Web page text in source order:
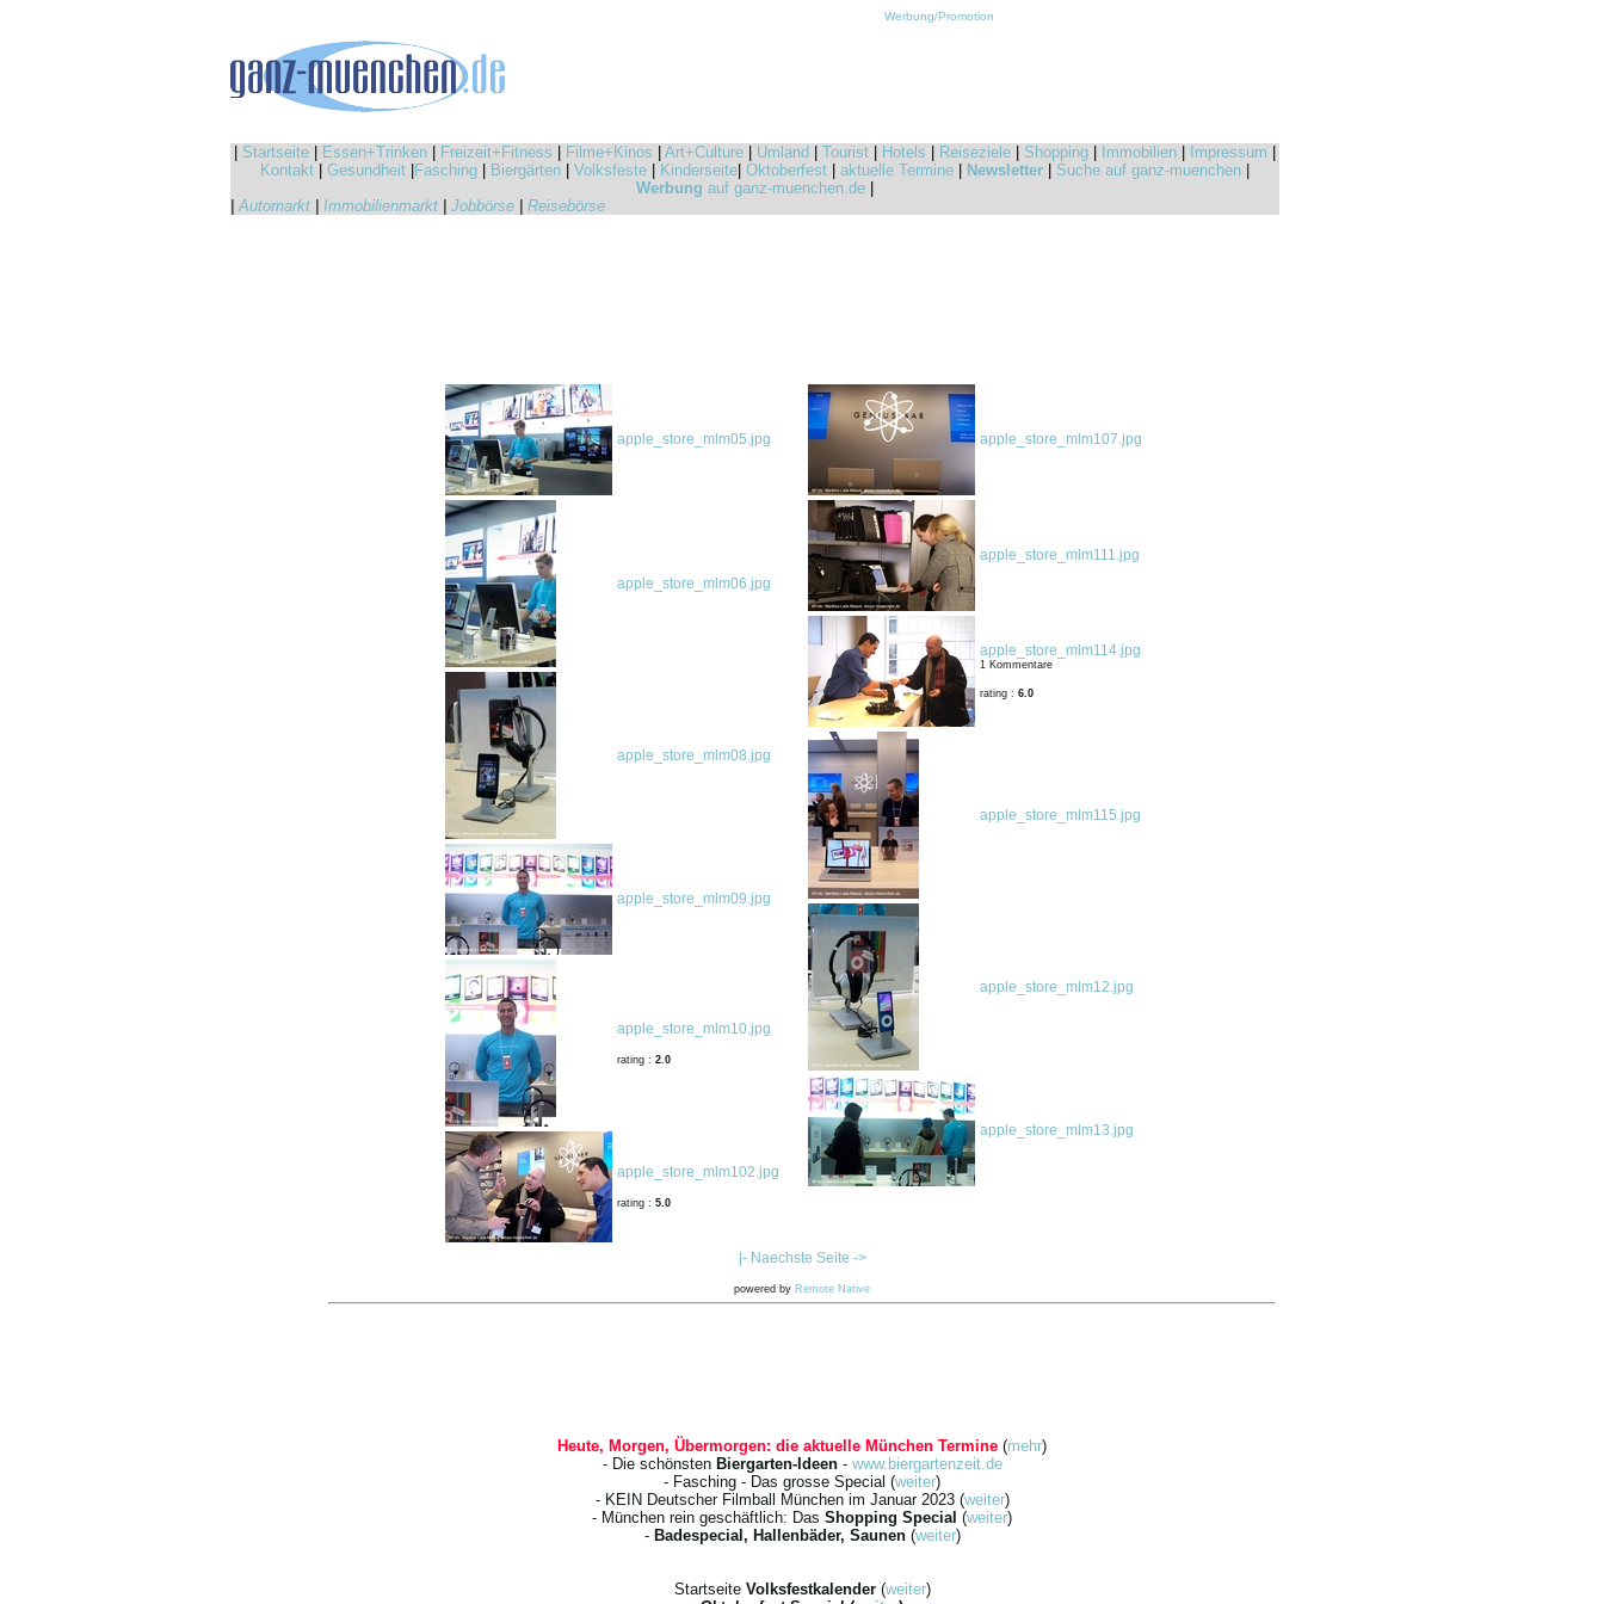
Werbung/Promotion
Startseite Essen+Trinken Freizeit+Fitness Filme+Kinos Art+Culture Umland Tourist Hotels Reiseziele Shopping Immobilien Impressum
Kontakt
Gesundheit Fasching Biergärten Volksfeste Kinderseite Oktoberfest aktuelle Termine Newsletter Suche auf ganz-muenchen
Werbung auf ganz-muenchen.de
|Automarkt Immobilienmarkt Jobbörse Reisebörse
apple_store_mlm05.jpg
apple_store_mlm06.jpg
apple_store_mlm08.jpg
apple_store_mlm09.jpg
apple_store_mlm10.jpg
rating : 2.0
apple_store_mlm102.jpg
rating : 5.0
apple_store_mlm107.jpg
apple_store_mlm111.jpg
apple_store_mlm114.jpg
1 Kommentare
rating : 6.0
apple_store_mlm115.jpg
apple_store_mlm12.jpg
apple_store_mlm13.jpg
|- Naechste Seite ->
powered by Remote Native
Heute, Morgen, Übermorgen: die aktuelle München Termine (mehr)
- Die schönsten Biergarten-Ideen- www.biergartenzeit.de
- Fasching - Das grosse Special (weiter)
- KEIN Deutscher Filmball München im Januar 2023 (weiter)
- München rein geschäftlich: Das Shopping Special (weiter)
- Badespecial, Hallenbäder, Saunen(weiter)
Startseite Volksfestkalender(weiter)